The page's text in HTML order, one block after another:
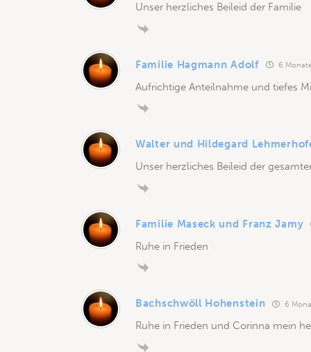
Unser herzliches Beileid der Familie
Familie Hagmann Adolf 6
Aufrichtige Anteilnahme und tiefes
Walter und Hildegard
Unser herzliches Beileid der
Familie Maseck und Franz Jamy
Ruhe in Frieden
Bachschwöll Hohenstein 6
Ruhe in Frieden und Corinna mein